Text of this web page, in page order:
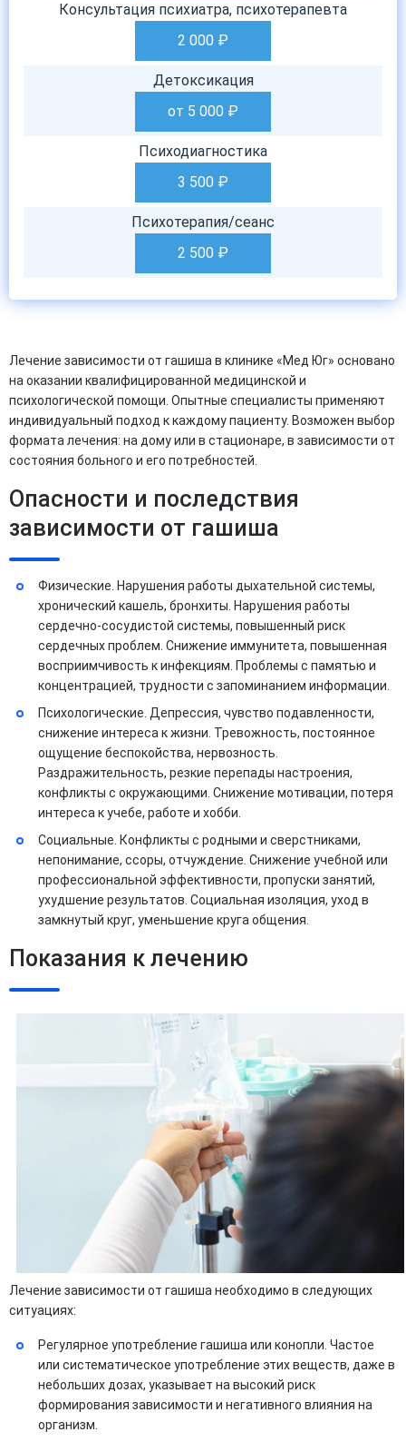
Консультация психиатра, психотерапевта
2 000 ₽
Детоксикация
от 5 000 ₽
Психодиагностика
3 500 ₽
Психотерапия/сеанс
2 500 ₽
Лечение зависимости от гашиша в клинике «Мед Юг» основано
на оказании квалифицированной медицинской и
психологической помощи. Опытные специалисты применяют
индивидуальный подход к каждому пациенту. Возможен выбор
формата лечения: на дому или в стационаре, в зависимости от
состояния больного и его потребностей.
Опасности и последствия
зависимости от гашиша
Физические. Нарушения работы дыхательной системы,
хронический кашель, бронхиты. Нарушения работы
сердечно-сосудистой системы, повышенный риск
сердечных проблем. Снижение иммунитета, повышенная
восприимчивость к инфекциям. Проблемы с памятью и
концентрацией, трудности с запоминанием информации.
Психологические. Депрессия, чувство подавленности,
снижение интереса к жизни. Тревожность, постоянное
ощущение беспокойства, нервозность.
Раздражительность, резкие перепады настроения,
конфликты с окружающими. Снижение мотивации, потеря
интереса к учебе, работе и хобби.
Социальные. Конфликты с родными и сверстниками,
непонимание, ссоры, отчуждение. Снижение учебной или
профессиональной эффективности, пропуски занятий,
ухудшение результатов. Социальная изоляция, уход в
замкнутый круг, уменьшение круга общения.
Показания к лечению
Лечение зависимости от гашиша необходимо в следующих
ситуациях:
Регулярное употребление гашиша или конопли. Частое
или систематическое употребление этих веществ, даже в
небольших дозах, указывает на высокий риск
формирования зависимости и негативного влияния на
организм.